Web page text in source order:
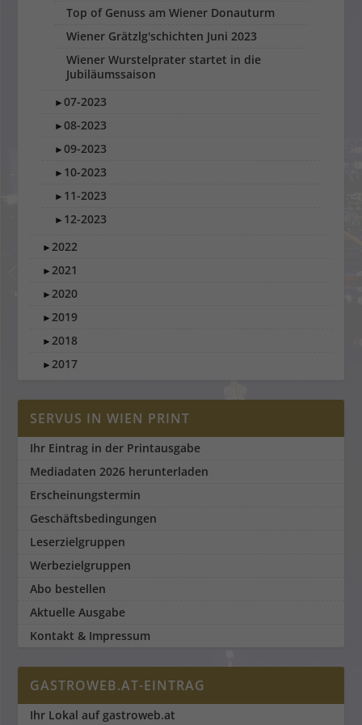
Top of Genuss am Wiener Donauturm
Wiener Grätzlg'schichten Juni 2023
Wiener Wurstelprater startet in die
Jubiläumssaison
►07-2023
►08-2023
►09-2023
► 10-2023
► 11-2023
► 12-2023
►2022
►2021
►2020
►2019
►2018
►2017
SERVUS IN WIEN PRINT
Ihr Eintrag in der Printausgabe
Mediadaten 2026 herunterladen
Erscheinungstermin
Geschäftsbedingungen
Leserzielgruppen
Werbezielgruppen
Abo bestellen
Aktuelle Ausgabe
Kontakt & Impressum
GASTROWEB.AT-EINTRAG
Ihr Lokal auf gastroweb.at